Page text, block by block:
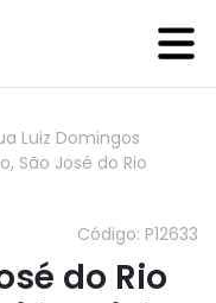
Luiz Domingos
São José do Rio
Código: P12633
do Rio